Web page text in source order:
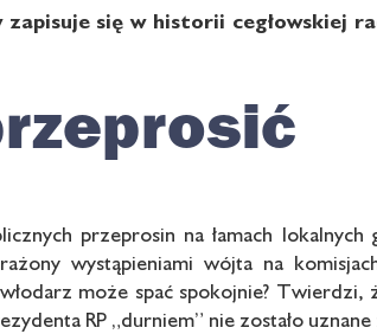
się w historii cegłowskiej
przeprosin na łamach
wystąpieniami wójta na
może spać spokojnie?
RP „durniem” nie zostało